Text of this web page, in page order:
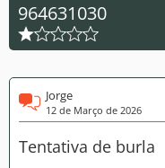
964631030
Jorge
12 de Março de 2026
Tentativa de burla